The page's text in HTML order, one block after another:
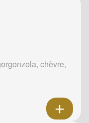
chèvre,